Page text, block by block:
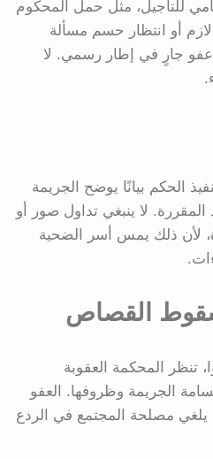
للتأجيل، مثل حمل المحكوم
أو انتظار حسم مسألة
جارٍ في إطار رسمي. لا
الحكم بيانًا يوضح الجريمة
لا ينبغي تداول صور أو
لأن ذلك يمس أسر الضحية
سقوط القصاص
تنظر المحكمة العقوبة
الجريمة وظروفها. العفو
يلغي مصلحة المجتمع في الردع